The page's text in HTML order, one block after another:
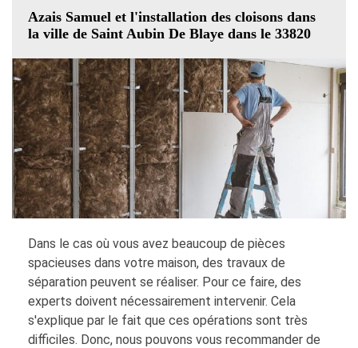
Azais Samuel et l'installation des cloisons dans
la ville de Saint Aubin De Blaye dans le 33820
Dans le cas où vous avez beaucoup de pièces
spacieuses dans votre maison, des travaux de
séparation peuvent se réaliser. Pour ce faire, des
experts doivent nécessairement intervenir. Cela
s'explique par le fait que ces opérations sont très
difficiles. Donc, nous pouvons vous recommander de